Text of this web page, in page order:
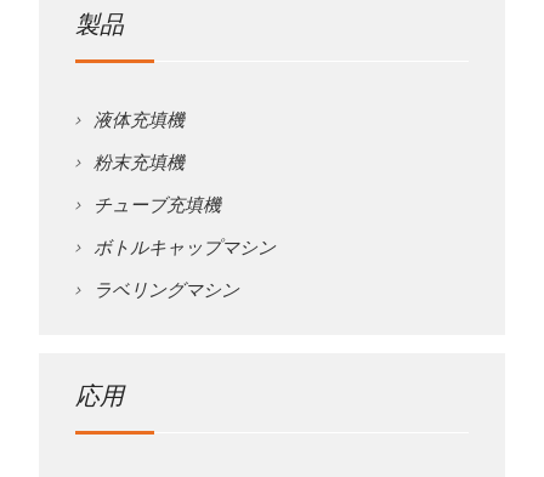
製品
液体充填機
粉末充填機
チューブ充填機
ボトルキャップマシン
ラベリングマシン
応用